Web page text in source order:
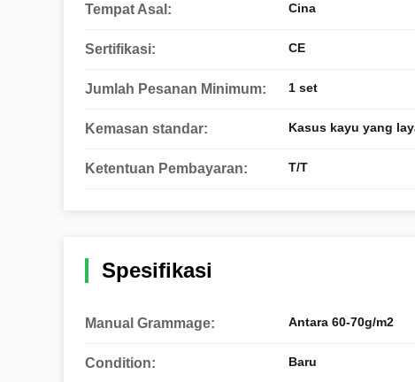
Tempat Asal: Cina
Sertifikasi: CE
Jumlah Pesanan Minimum: 1 set
Kemasan standar: Kasus kayu yang
Ketentuan Pembayaran: T/T
Spesifikasi
Manual Grammage: Antara 60-70g/m2
Condition: Baru